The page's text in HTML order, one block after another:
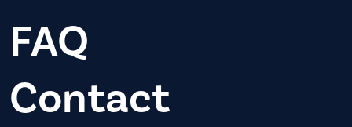
FAQ
Contact